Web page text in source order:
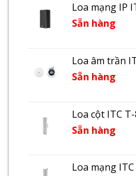
Loa mạng IP
Sẵn hàng
Loa âm trần
Sẵn hàng
Loa cột ITC
Sẵn hàng
Loa mạng